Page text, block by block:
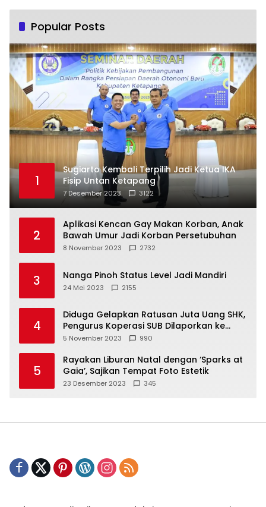
Popular Posts
1
Sugiarto Kembali Terpilih Jadi Ketua IKA
Fisip Untan Ketapang
7 Desember 2023 3122
2
Aplikasi Kencan Gay Makan Korban, Anak
Bawah Umur Jadi Korban Persetubuhan
8 November 2023 2732
3 Nanga Pinoh Status Level Jadi Mandiri
24 Mei 2023 2155
4
Diduga Gelapkan Ratusan Juta Uang SHK,
Pengurus Koperasi SUB Dilaporkan ke
Polisi
5 November 2023 990
5
Rayakan Liburan Natal dengan ‘Sparks at
Gaia’, Sajikan Tempat Foto Estetik
23 Desember 2023 345